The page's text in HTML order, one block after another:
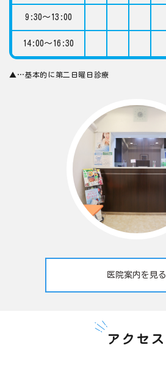
9:30～13:00
14:00～16:30
▲…基本的に第二日曜日診療
医院案内を見る
アクセス